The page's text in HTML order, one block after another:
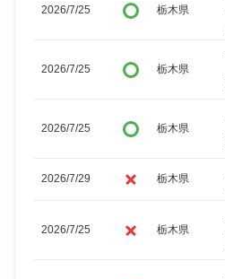
2026/7/25 栃木県
2026/7/25 栃木県
2026/7/25 栃木県
2026/7/29 栃木県
2026/7/25 栃木県